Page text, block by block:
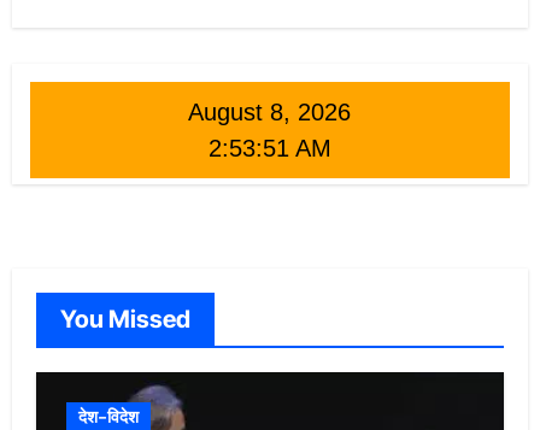
August 8, 2026
2:53:52 AM
You Missed
देश-विदेश